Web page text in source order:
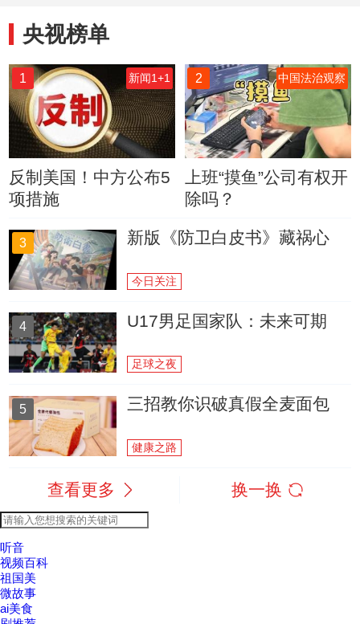
央视榜单
1 新闻1+1
反制美国！中方公布5
项措施
2 中国法治观察
上班“摸鱼”公司有权开
除吗？
3 新版《防卫白皮书》藏祸心
今日关注
4 U17男足国家队：未来可期
足球之夜
5 三招教你识破真假全麦面包
健康之路
查看更多 换一换
听音
视频百科
祖国美
微故事
ai美食